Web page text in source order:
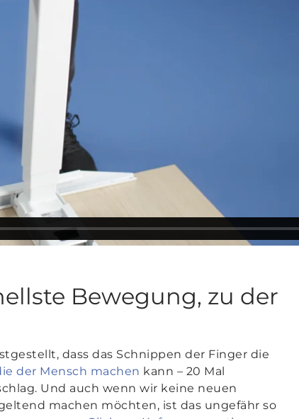
Bewegung, zu der
dass das Schnippen der Finger die
der Mensch machen kann – 20 Mal
Und auch wenn wir keine neuen
machen möchten, ist das ungefähr so